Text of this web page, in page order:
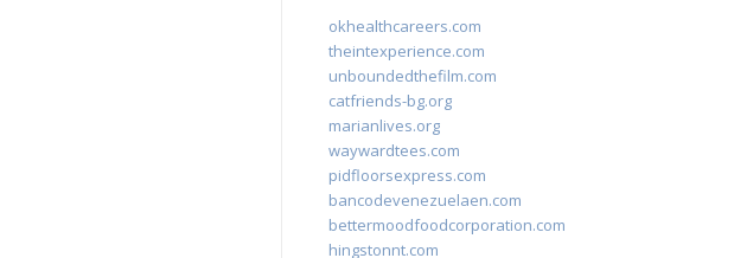
okhealthcareers.com
theintexperience.com
unboundedthefilm.com
catfriends-bg.org
marianlives.org
waywardtees.com
pidfloorsexpress.com
bancodevenezuelaen.com
bettermoodfoodcorporation.com
hingstonnt.com